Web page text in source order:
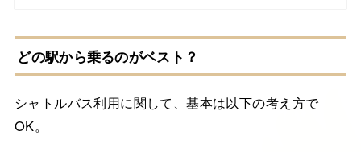
どの駅から乗るのがベスト？
シャトルバス利用に関して、基本は以下の考え方で
OK。